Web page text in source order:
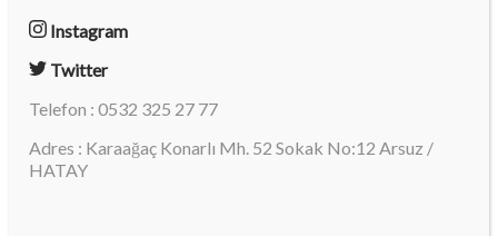
Instagram
Twitter
Telefon : 0532 325 27 77
Adres : Karaağaç Konarlı Mh. 52 Sokak No:12 Arsuz /
HATAY